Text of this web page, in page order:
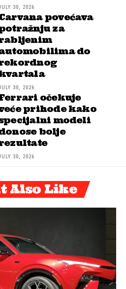
30, 2026
povećava
za
do
30, 2026
očekuje
prihode kako
modeli
bolje
30, 2026
Also Like